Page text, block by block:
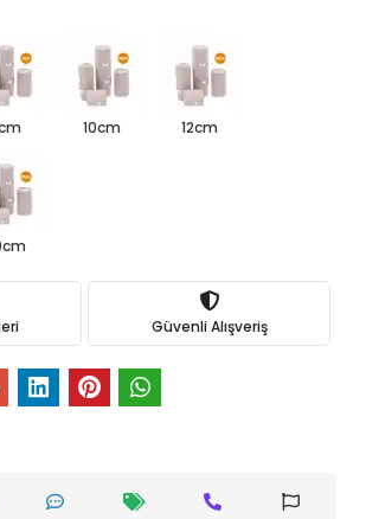
10cm 12cm
Güvenli Alışveriş